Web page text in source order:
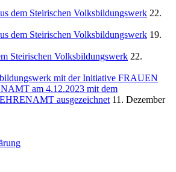
dem Steirischen Volksbildungswerk 22.
dem Steirischen Volksbildungswerk 19.
Steirischen Volksbildungswerk 22.
mit der Initiative FRAUEN
am 4.12.2023 mit dem
ausgezeichnet 11. Dezember